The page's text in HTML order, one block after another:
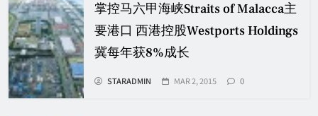
掌控马六甲海峡Straits of Malacca主
要港口 西港控股Westports Holdings
冀每年获8%成长
STARADMIN MAR 2, 2015 0